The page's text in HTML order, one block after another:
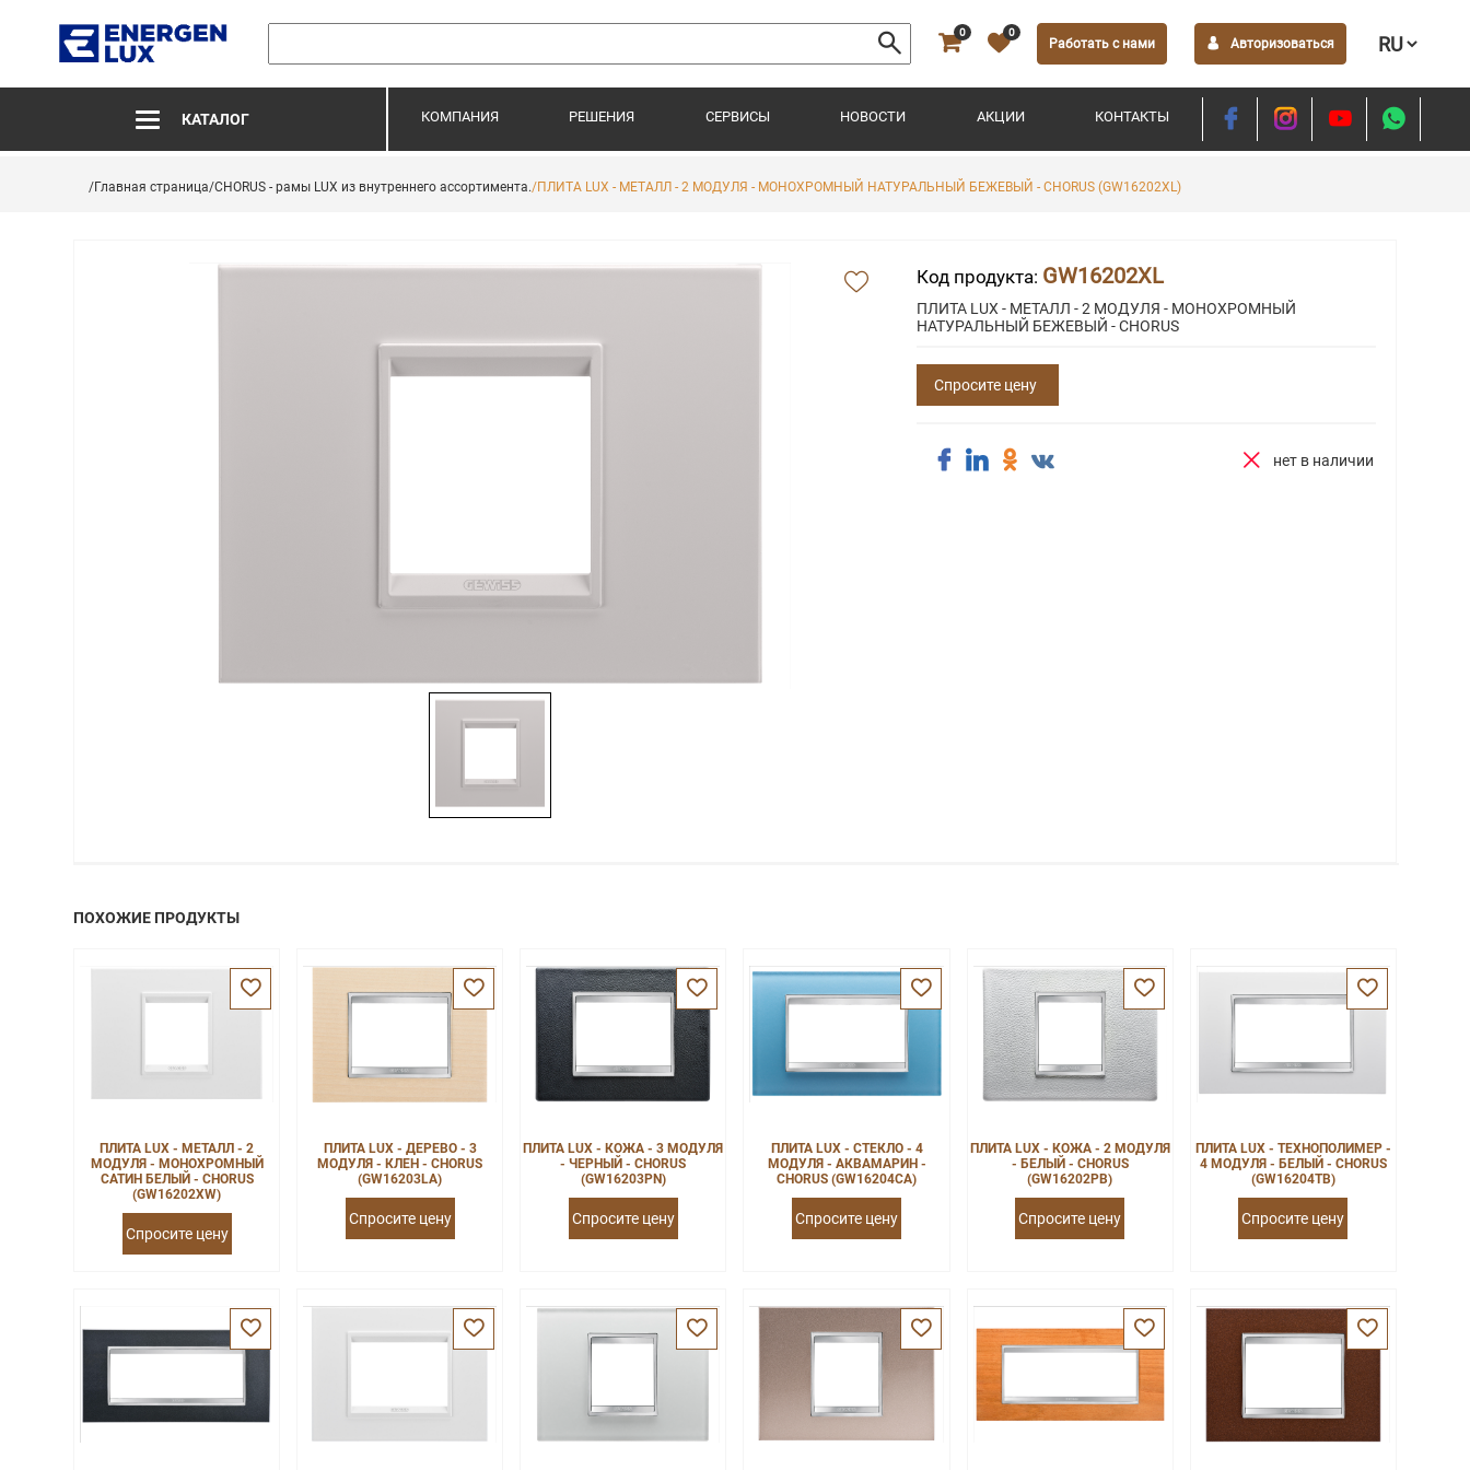
0 0
Работать с нами Авторизоваться
КАТАЛОГ КОМПАНИЯ РЕШЕНИЯ СЕРВИСЫ НОВОСТИ АКЦИИ КОНТАКТЫ
/Главная страница/CHORUS - рамы LUX из внутреннего ассортимента./ПЛИТА LUX - МЕТАЛЛ - 2 МОДУЛЯ - МОНОХРОМНЫЙ НАТУРАЛЬНЫЙ БЕЖЕВЫЙ - CHORUS (GW16202XL)
Код продукта: GW16202XL
ПЛИТА LUX - МЕТАЛЛ - 2 МОДУЛЯ - МОНОХРОМНЫЙ
НАТУРАЛЬНЫЙ БЕЖЕВЫЙ - CHORUS
Спросите цену
нет в наличии
ПОХОЖИЕ ПРОДУКТЫ
ПЛИТА LUX - МЕТАЛЛ - 2
МОДУЛЯ - МОНОХРОМНЫЙ
САТИН БЕЛЫЙ - CHORUS
(GW16202XW)
Спросите цену
ПЛИТА LUX - ДЕРЕВО - 3
МОДУЛЯ - КЛЕН - CHORUS
(GW16203LA)
Спросите цену
ПЛИТА LUX - КОЖА - 3 МОДУЛЯ
- ЧЕРНЫЙ - CHORUS
(GW16203PN)
Спросите цену
ПЛИТА LUX - СТЕКЛО - 4
МОДУЛЯ - АКВАМАРИН -
CHORUS (GW16204CA)
Спросите цену
ПЛИТА LUX - КОЖА - 2 МОДУЛЯ
- БЕЛЫЙ - CHORUS
(GW16202PB)
Спросите цену
ПЛИТА LUX - ТЕХНОПОЛИМЕР -
4 МОДУЛЯ - БЕЛЫЙ - CHORUS
(GW16204TB)
Спросите цену